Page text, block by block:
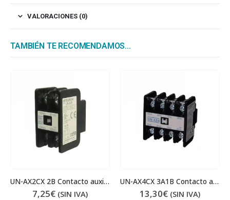
VALORACIONES (0)
TAMBIÉN TE RECOMENDAMOS…
UN-AX2CX 2B Contacto auxiliar
7,25€ (SIN IVA)
UN-AX4CX 3A1B Contacto auxiliar 3NA 1NC
13,30€ (SIN IVA)